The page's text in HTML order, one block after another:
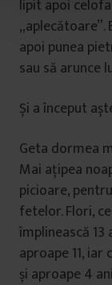
lipit apoi
apoi punea
sau să arunce
Și a început
Geta dormea
Mai ațipea
picioare,
fetelor. Flori,
împlinească 13
aproape 11, iar
și aproape 4